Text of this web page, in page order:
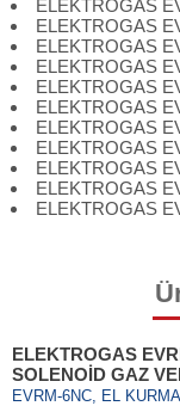
ELEKTROGAS
ELEKTROGAS
ELEKTROGAS
ELEKTROGAS
ELEKTROGAS
ELEKTROGAS
ELEKTROGAS
ELEKTROGAS
ELEKTROGAS
ELEKTROGAS
ELEKTROGAS
ELEKTROGAS
SOLENOİD GAZ
EVRM-6NC, EL